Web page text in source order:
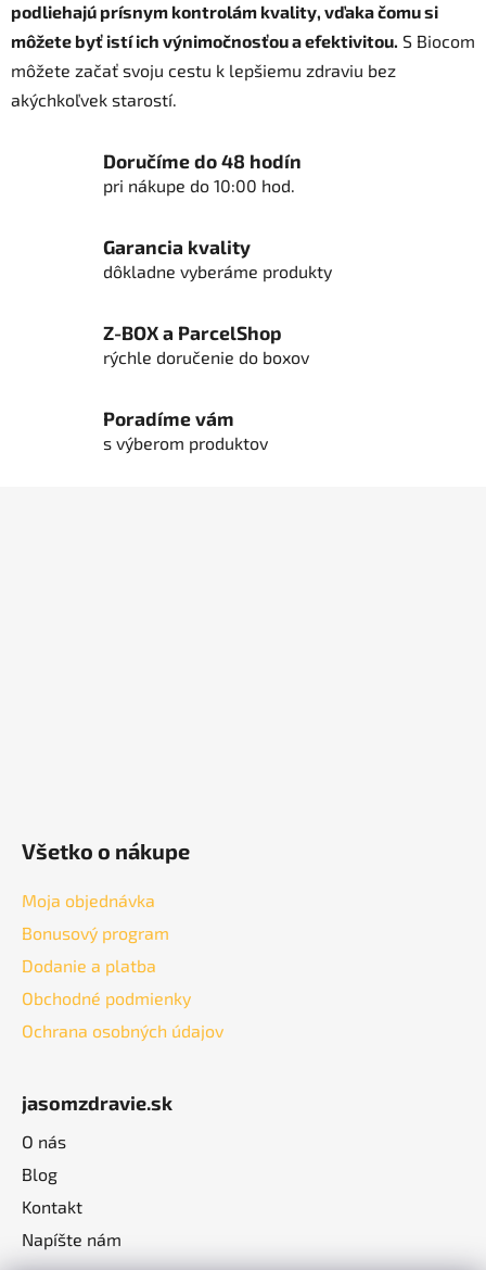
podliehajú prísnym kontrolám kvality, vďaka čomu si
môžete byť istí ich výnimočnosťou a efektivitou. S Biocom
môžete začať svoju cestu k lepšiemu zdraviu bez
akýchkoľvek starostí.
Doručíme do 48 hodín
pri nákupe do 10:00 hod.
Garancia kvality
dôkladne vyberáme produkty
Z-BOX a ParcelShop
rýchle doručenie do boxov
Poradíme vám
s výberom produktov
Všetko o nákupe
Moja objednávka
Bonusový program
Dodanie a platba
Obchodné podmienky
Ochrana osobných údajov
jasomzdravie.sk
O nás
Blog
Kontakt
Napíšte nám